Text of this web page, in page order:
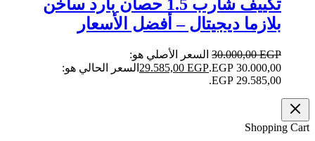
تكييف شارب 1.5 حصان بارد ساخن
بلازما ديجيتال – أفضل الأسعار
30.000,00EGP
السعر الأصلي هو:
30.000,00 EGP.
29.585,00 EGP
السعر الحالي هو:
29.585,00 EGP.
Shopping Cart